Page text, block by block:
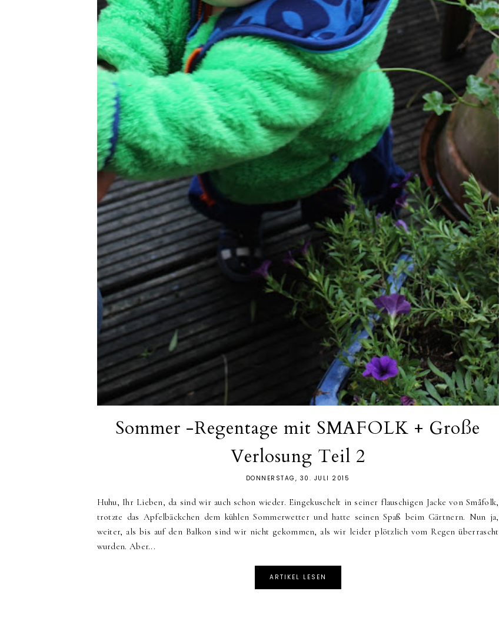
Sommer -Regentage mit SMAFOLK + Große
Verlosung Teil 2
DONNERSTAG, 30. JULI 2015
Huhu, Ihr Lieben, da sind wir auch schon wieder. Eingekuschelt in seiner flauschigen Jacke von Småfolk,
trotzte das Apfelbäckchen dem kühlen Sommerwetter und hatte seinen Spaß beim Gärtnern. Nun ja,
weiter, als bis auf den Balkon sind wir nicht gekommen, als wir leider plötzlich vom Regen überrascht
wurden. Aber...
ARTIKEL LESEN